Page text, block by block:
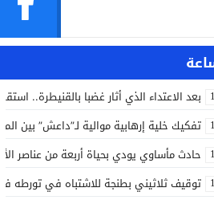
بعد الاعتداء الذي أثار غضبا بالقنيطرة..
تفكيك خلية إرهابية موالية لـ”داعش” بين
حادث مأساوي يودي بحياة أربعة من عناصر
توقيف ثلاثيني بطنجة للاشتباه في